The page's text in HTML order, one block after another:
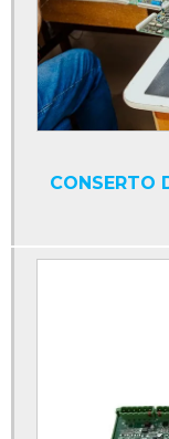
Display contador
Display industrial
Display interface serial
Display led industrial
CONSERTO